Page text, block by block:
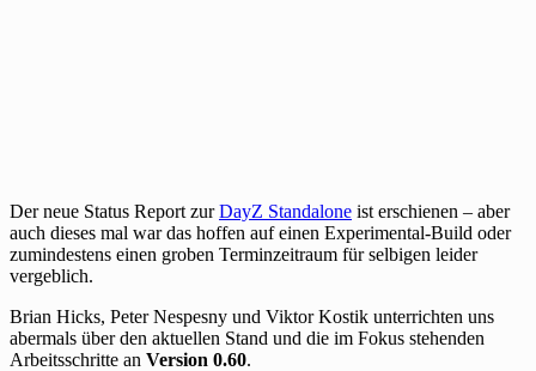
Der neue Status Report zurDayZ Standalone ist erschienen – aber
auch dieses mal war das hoffen auf einen Experimental-Build oder
zumindestens einen groben Terminzeitraum für selbigen leider
vergeblich.
Brian Hicks, Peter Nespesny und Viktor Kostik unterrichten uns
abermals über den aktuellen Stand und die im Fokus stehenden
Arbeitsschritte an Version 0.60.